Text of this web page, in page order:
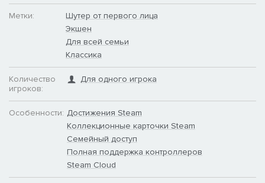
Метки:
Шутер от первого лица
Экшен
Для всей семьи
Классика
Количество
игроков:
Для одного игрока
Особенности: Достижения Steam
Коллекционные карточки Steam
Семейный доступ
Полная поддержка контроллеров
Steam Cloud